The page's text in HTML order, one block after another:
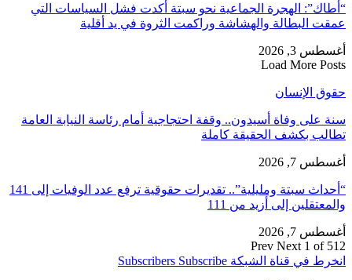
“أطاك”: الهجرة الجماعية نحو سبتة أكدت فشل السياسات التي
عمقت البطالة والهشاشة وراكمت الثروة في يد أقلية
أغسطس 3, 2026
Load More Posts
حقوق الإنسان
سنة على وفاة أسيدون.. وقفة احتجاجية أمام رئاسة النيابة العامة
تطالب بكشف الحقيقة كاملة
أغسطس 7, 2026
“أحداث سبتة ومليلية”.. تقديرات حقوقية ترفع عدد الوفيات إلى 141
والمعتقلين إلى أزيد من 111
أغسطس 7, 2026
Prev Next 1 of 512
انخرط في قناة الشبكة
Subscribers Subscribe